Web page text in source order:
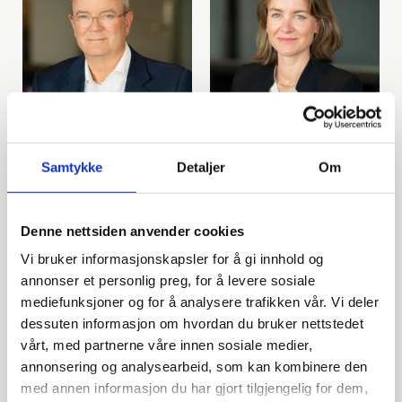
Samtykke Detaljer Om
Denne nettsiden anvender cookies
Vi bruker informasjonskapsler for å gi innhold og
annonser et personlig preg, for å levere sosiale
mediefunksjoner og for å analysere trafikken vår. Vi deler
dessuten informasjon om hvordan du bruker nettstedet
vårt, med partnerne våre innen sosiale medier,
annonsering og analysearbeid, som kan kombinere den
med annen informasjon du har gjort tilgjengelig for dem,
Per Karsten Wahl Kristin Hellum Narjord